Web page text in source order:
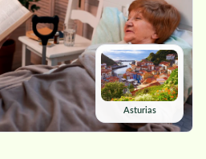
Asturias